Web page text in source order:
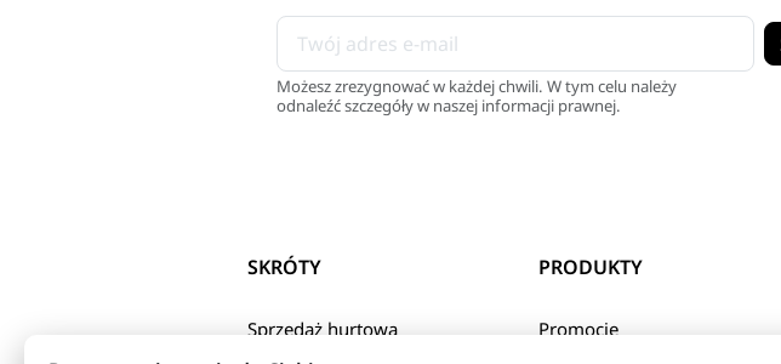
Możesz zrezygnować w każdej chwili. W tym celu należy
odnaleźć szczegóły w naszej informacji prawnej.
SKRÓTY
Sprzedaż hurtowa
PRODUKTY
Promocje